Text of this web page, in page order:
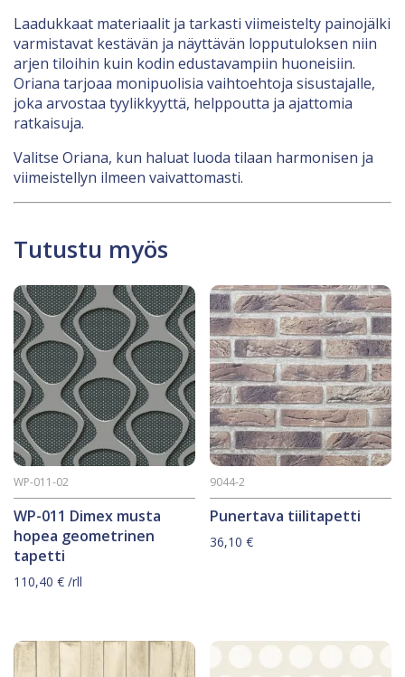
Laadukkaat materiaalit ja tarkasti viimeistelty painojälki
varmistavat kestävän ja näyttävän lopputuloksen niin
arjen tiloihin kuin kodin edustavampiin huoneisiin.
Oriana tarjoaa monipuolisia vaihtoehtoja sisustajalle,
joka arvostaa tyylikkyyttä, helppoutta ja ajattomia
ratkaisuja.
Valitse Oriana, kun haluat luoda tilaan harmonisen ja
viimeistellyn ilmeen vaivattomasti.
Tutustu myös
WP-011 Dimex musta
hopea geometrinen
tapetti
WP-011-02
110,40 € /rll
Punertava tiilitapetti
9044-2
36,10€